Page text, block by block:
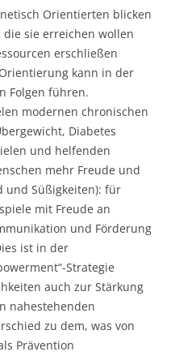
Orientierten blicken
sie erreichen wollen
erschließen
kann in der
Folgen führen.
modernen chronischen
Diabetes
und helfenden
mehr Freude und
und Süßigkeiten): für
mit Freude an
und Förderung
ist in der
Strategie
auch zur Stärkung
nahestehenden
zu dem, was von
Prävention